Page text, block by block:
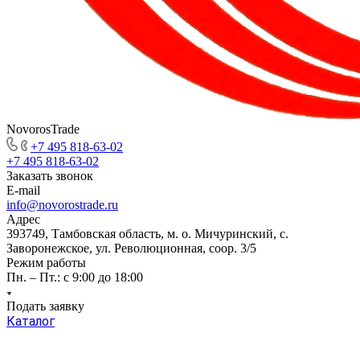
NovorosTrade
+7 495 818-63-02
+7 495 818-63-02
Заказать звонок
E-mail
info@novorostrade.ru
Адрес
393749, Тамбовская область, м. о. Мичуринский, с.
Заворонежское, ул. Революционная, соор. 3/5
Режим работы
Пн. – Пт.: с 9:00 до 18:00
Подать заявку
Каталог